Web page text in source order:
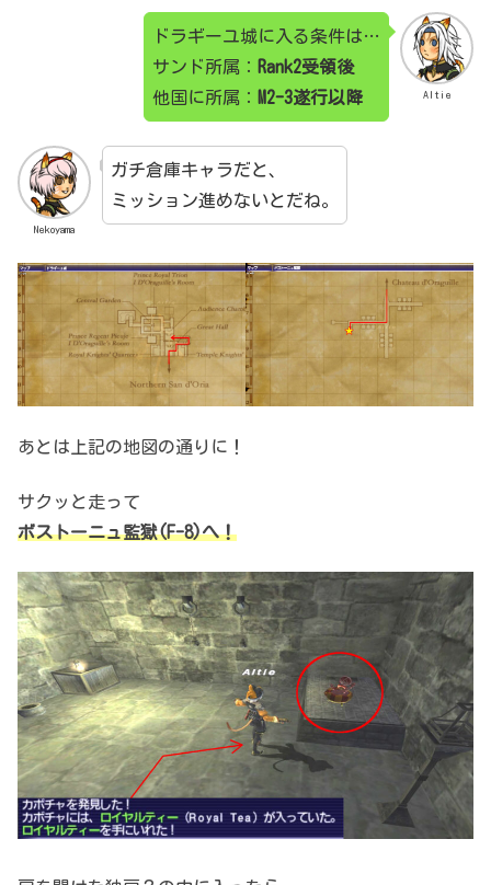
Altie
ドラギーユ城に入る条件は…
サンド所属： Rank2受領後
他国に所属： M2-3遂行以降
Nekoyama
ガチ倉庫キャラだと、
ミッション進めないとだね。
あとは上記の地図の通りに！
サクッと走って
ボストーニュ監獄(F-8)へ！